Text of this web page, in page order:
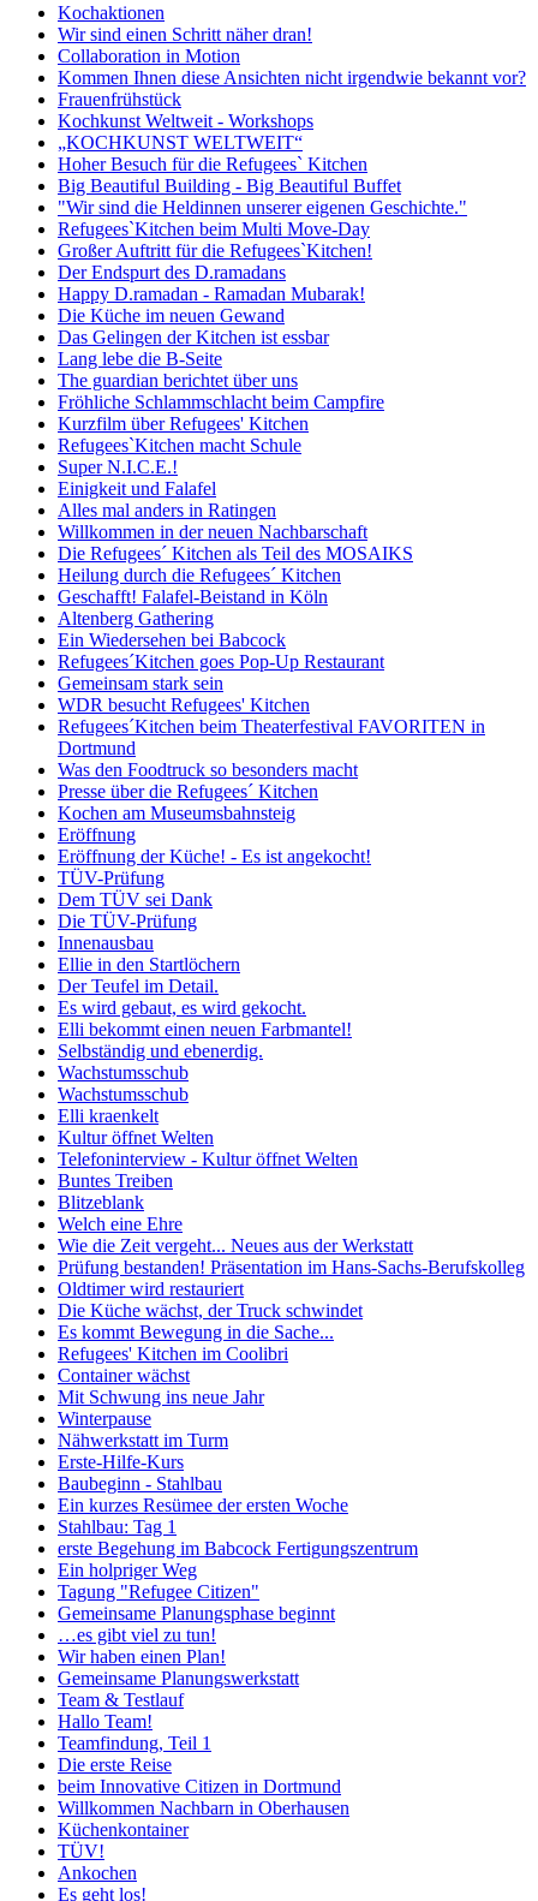
Kochaktionen
Wir sind einen Schritt näher dran!
Collaboration in Motion
Kommen Ihnen diese Ansichten nicht irgendwie bekannt vor?
Frauenfrühstück
Kochkunst Weltweit - Workshops
„KOCHKUNST WELTWEIT“
Hoher Besuch für die Refugees` Kitchen
Big Beautiful Building - Big Beautiful Buffet
"Wir sind die Heldinnen unserer eigenen Geschichte."
Refugees`Kitchen beim Multi Move-Day
Großer Auftritt für die Refugees`Kitchen!
Der Endspurt des D.ramadans
Happy D.ramadan - Ramadan Mubarak!
Die Küche im neuen Gewand
Das Gelingen der Kitchen ist essbar
Lang lebe die B-Seite
The guardian berichtet über uns
Fröhliche Schlammschlacht beim Campfire
Kurzfilm über Refugees' Kitchen
Refugees`Kitchen macht Schule
Super N.I.C.E.!
Einigkeit und Falafel
Alles mal anders in Ratingen
Willkommen in der neuen Nachbarschaft
Die Refugees´ Kitchen als Teil des MOSAIKS
Heilung durch die Refugees´ Kitchen
Geschafft! Falafel-Beistand in Köln
Altenberg Gathering
Ein Wiedersehen bei Babcock
Refugees´Kitchen goes Pop-Up Restaurant
Gemeinsam stark sein
WDR besucht Refugees' Kitchen
Refugees´Kitchen beim Theaterfestival FAVORITEN in
Dortmund
Was den Foodtruck so besonders macht
Presse über die Refugees´ Kitchen
Kochen am Museumsbahnsteig
Eröffnung
Eröffnung der Küche! - Es ist angekocht!
TÜV-Prüfung
Dem TÜV sei Dank
Die TÜV-Prüfung
Innenausbau
Ellie in den Startlöchern
Der Teufel im Detail.
Es wird gebaut, es wird gekocht.
Elli bekommt einen neuen Farbmantel!
Selbständig und ebenerdig.
Wachstumsschub
Wachstumsschub
Elli kraenkelt
Kultur öffnet Welten
Telefoninterview - Kultur öffnet Welten
Buntes Treiben
Blitzeblank
Welch eine Ehre
Wie die Zeit vergeht... Neues aus der Werkstatt
Prüfung bestanden! Präsentation im Hans-Sachs-Berufskolleg
Oldtimer wird restauriert
Die Küche wächst, der Truck schwindet
Es kommt Bewegung in die Sache...
Refugees' Kitchen im Coolibri
Container wächst
Mit Schwung ins neue Jahr
Winterpause
Nähwerkstatt im Turm
Erste-Hilfe-Kurs
Baubeginn - Stahlbau
Ein kurzes Resümee der ersten Woche
Stahlbau: Tag 1
erste Begehung im Babcock Fertigungszentrum
Ein holpriger Weg
Tagung "Refugee Citizen"
Gemeinsame Planungsphase beginnt
…es gibt viel zu tun!
Wir haben einen Plan!
Gemeinsame Planungswerkstatt
Team & Testlauf
Hallo Team!
Teamfindung, Teil 1
Die erste Reise
beim Innovative Citizen in Dortmund
Willkommen Nachbarn in Oberhausen
Küchenkontainer
TÜV!
Ankochen
Es geht los!